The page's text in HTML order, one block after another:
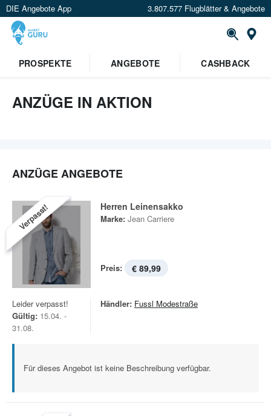
DIE Angebote App 3.807.577 Flugblätter & Angebote
PROSPEKTE
ANGEBOTE CASHBACK
ANZÜGE IN AKTION
ANZÜGE ANGEBOTE
Verpasst! Herren Leinensakko
Marke: Jean Carriere
Preis: € 89,99
Leider verpasst!
Gültig: 15.04. -
31.08.
Händler: Fussl Modestraße
Für dieses Angebot ist keine Beschreibung verfügbar.